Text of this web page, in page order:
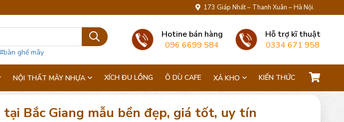
173 Giáp Nhất – Thanh Xuân – Hà Nội.
#bàn ghế mây
Hotine bán hàng
096 6699 584
Hỗ trợ kĩ thuật
0334 671 958
NỘI THẤT MÂY NHỰA XÍCH ĐU LỒNG Ô DÙ CAFE XẢ KHO KIẾN THỨC
tại Bắc Giang mẫu bền đẹp, giá tốt, uy tín